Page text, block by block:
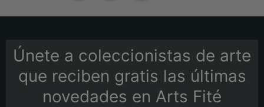
Únete a coleccionistas de arte
que reciben gratis las últimas
novedades en Arts Fité